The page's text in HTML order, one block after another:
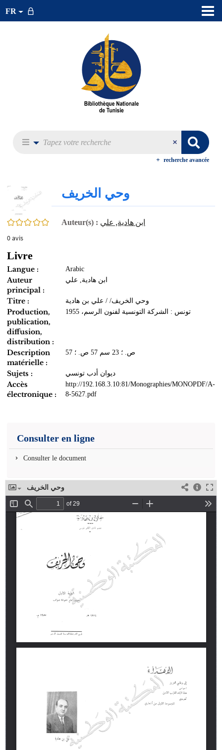
FR
recherche avancée
0/5
0avis
وحي الخريف
Auteur(s) : ابن هادية, علي
Livre
Langue : Arabic
Auteur
principal :
ابن هادية, علي
Titre : وحي الخريف/ / علي بن هادية
Production,
publication,
diffusion,
distribution :
تونس : الشركة التونسية لفنون الرسم، 1955
Description
matérielle :
57 ص. ؛ 23 سم 57 ص. ؛
Sujets : ديوان أدب تونسي
Accès
électronique :
http://192.168.3.10:81/Monographies/MONOPDF/A-
8-5627.pdf
Consulter en ligne
Consulter le document
وحي الخريف